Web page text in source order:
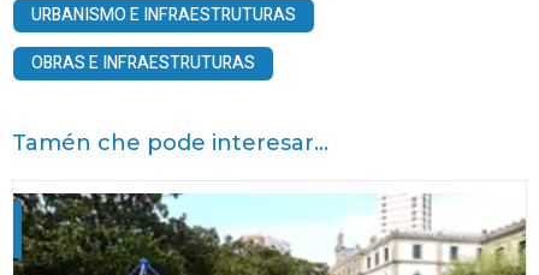
URBANISMO E INFRAESTRUTURAS
OBRAS E INFRAESTRUTURAS
Tamén che pode interesar...